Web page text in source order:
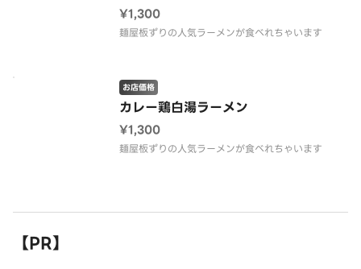
¥1,300
麺屋板ずりの人気ラーメンが食べれちゃいます
カレー鶏白湯ラーメン
お店価格
¥1,300
麺屋板ずりの人気ラーメンが食べれちゃいます
【PR】